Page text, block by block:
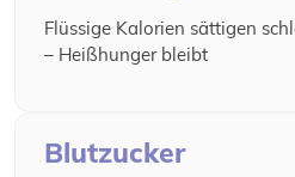
Flüssige Kalorien sättigen
– Heißhunger bleibt
Blutzucker